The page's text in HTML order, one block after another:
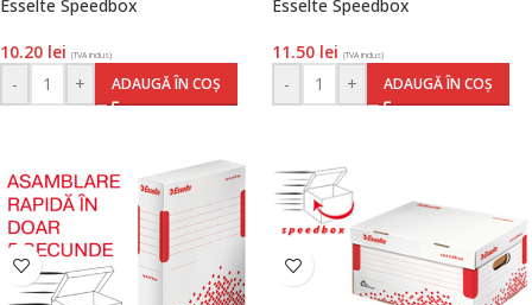
Esselte Speedbox
10.20 lei (TVA inclus)
- + ADAUGĂ ÎN COȘ
Esselte Speedbox
11.50 lei (TVA inclus)
- + ADAUGĂ ÎN COȘ